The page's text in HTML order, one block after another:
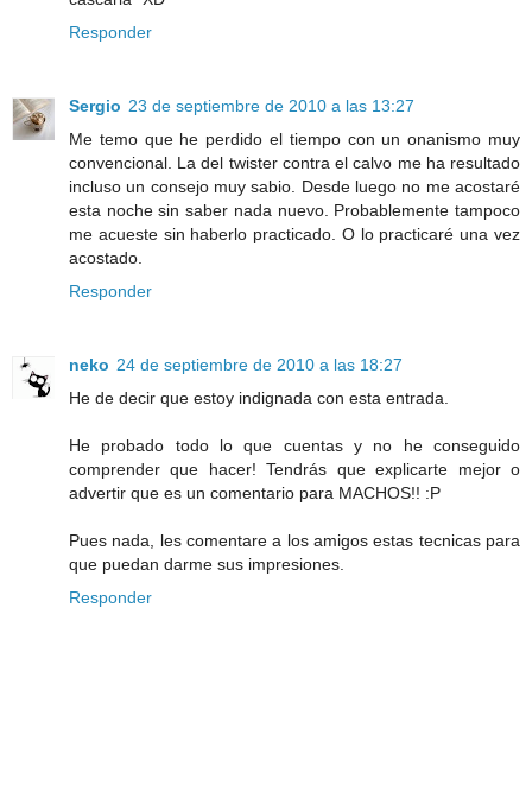
Responder
Sergio 23 de septiembre de 2010 a las 13:27
Me temo que he perdido el tiempo con un onanismo muy
convencional. La del twister contra el calvo me ha resultado
incluso un consejo muy sabio. Desde luego no me acostaré
esta noche sin saber nada nuevo. Probablemente tampoco
me acueste sin haberlo practicado. O lo practicaré una vez
acostado.
Responder
neko 24 de septiembre de 2010 a las 18:27
He de decir que estoy indignada con esta entrada.
He probado todo lo que cuentas y no he conseguido
comprender que hacer! Tendrás que explicarte mejor o
advertir que es un comentario para MACHOS!! :P
Pues nada, les comentare a los amigos estas tecnicas para
que puedan darme sus impresiones.
Responder